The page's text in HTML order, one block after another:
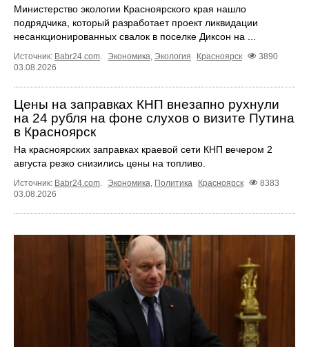
Министерство экологии Красноярского края нашло
подрядчика, который разработает проект ликвидации
несанкционированных свалок в поселке Диксон на ...
Источник: Babr24.com. Экономика, Экология Красноярск
3890
03.08.2026
Цены на заправках КНП внезапно рухнули
на 24 рубля на фоне слухов о визите Путина
в Красноярск
На красноярских заправках краевой сети КНП вечером 2
августа резко снизились цены на топливо.
Источник: Babr24.com. Экономика, Политика Красноярск
8383
03.08.2026